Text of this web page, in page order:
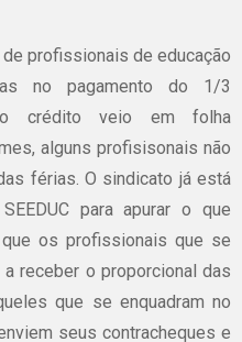
profissionais de educação
no pagamento do 1/3
crédito veio em folha
alguns profisisonais não
férias. O sindicato já está
para apurar o que
que os profissionais que se
receber o proporcional das
que se enquadram no
seus contracheques e